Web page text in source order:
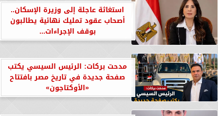
استغاثة عاجلة إلى وزيرة الإسكان..
أصحاب عقود تمليك نهائية يطالبون
بوقف الإجراءات...
مدحت بركات: الرئيس السيسي يكتب
صفحة جديدة في تاريخ مصر بافتتاح
«الأوكتاجون»